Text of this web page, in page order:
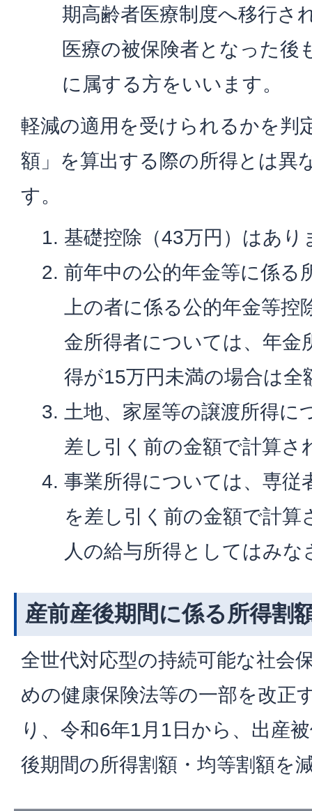
期高齢者医療制度へ移行さ
医療の被保険者となった後
に属する方をいいます。
軽減の適用を受けられるかを判
額」を算出する際の所得とは異
す。
基礎控除（43万円）はあり
前年中の公的年金等に係る
上の者に係る公的年金等
金所得者については、年金
得が15万円未満の場合は
土地、家屋等の譲渡所得に
差し引く前の金額で計算さ
事業所得については、専従
を差し引く前の金額で計算
人の給与所得としてはみな
産前産後期間に係る所得割
全世代対応型の持続可能な社会
めの健康保険法等の一部を改正
り、令和6年1月1日から、出産
後期間の所得割額・均等割額を